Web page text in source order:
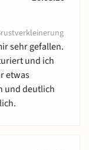
sehr gefallen.
und ich
etwas
und deutlich